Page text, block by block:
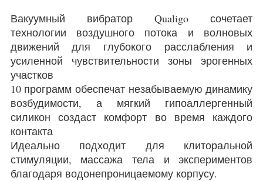
Вакуумный вибратор Qualigo сочетает
технологии воздушного потока и волновых
движений для глубокого расслабления и
усиленной чувствительности зоны эрогенных
участков
10 программ обеспечат незабываемую динамику
возбудимости, а мягкий гипоаллергенный
силикон создаст комфорт во время каждого
контакта
Идеально подходит для клиторальной
стимуляции, массажа тела и экспериментов
благодаря водонепроницаемому корпусу.